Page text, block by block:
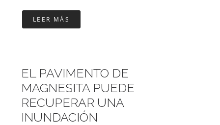
LEER MÁS
EL PAVIMENTO DE
MAGNESITA PUEDE
RECUPERAR UNA
INUNDACIÓN